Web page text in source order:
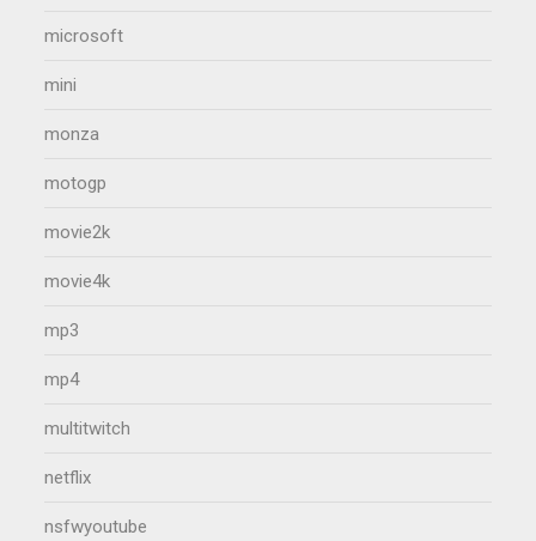
microsoft
mini
monza
motogp
movie2k
movie4k
mp3
mp4
multitwitch
netflix
nsfwyoutube